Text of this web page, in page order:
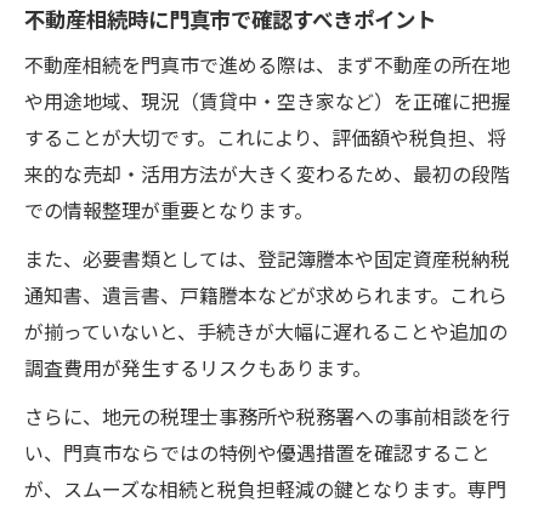
不動産相続時に門真市で確認すべきポイント
不動産相続を門真市で進める際は、まず不動産の所在地
や用途地域、現況（賃貸中・空き家など）を正確に把握
することが大切です。これにより、評価額や税負担、将
来的な売却・活用方法が大きく変わるため、最初の段階
での情報整理が重要となります。
また、必要書類としては、登記簿謄本や固定資産税納税
通知書、遺言書、戸籍謄本などが求められます。これら
が揃っていないと、手続きが大幅に遅れることや追加の
調査費用が発生するリスクもあります。
さらに、地元の税理士事務所や税務署への事前相談を行
い、門真市ならではの特例や優遇措置を確認すること
が、スムーズな相続と税負担軽減の鍵となります。専門